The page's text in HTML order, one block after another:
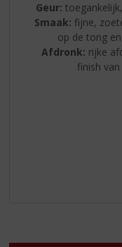
Geur:
Smaak: fijne,
op de tong
Afdronk: rijke
finish